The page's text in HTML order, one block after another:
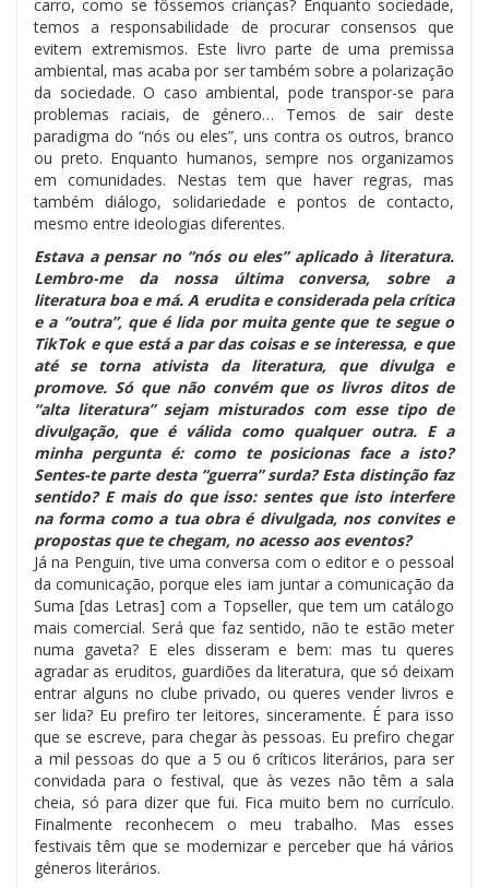
carro, como se fôssemos crianças? Enquanto sociedade,
temos a responsabilidade de procurar consensos que
evitem extremismos. Este livro parte de uma premissa
ambiental, mas acaba por ser também sobre a polarização
da sociedade. O caso ambiental, pode transpor-se para
problemas raciais, de género… Temos de sair deste
paradigma do “nós ou eles”, uns contra os outros, branco
ou preto. Enquanto humanos, sempre nos organizamos
em comunidades. Nestas tem que haver regras, mas
também diálogo, solidariedade e pontos de contacto,
mesmo entre ideologias diferentes.
Estava a pensar no “nós ou eles” aplicado à literatura.
Lembro-me da nossa última conversa, sobre a
literatura boa e má. A erudita e considerada pela crítica
e a “outra”, que é lida por muita gente que te segue o
TikTok e que está a par das coisas e se interessa, e que
até se torna ativista da literatura, que divulga e
promove. Só que não convém que os livros ditos de
“alta literatura” sejam misturados com esse tipo de
divulgação, que é válida como qualquer outra. E a
minha pergunta é: como te posicionas face a isto?
Sentes-te parte desta “guerra” surda? Esta distinção faz
sentido? E mais do que isso: sentes que isto interfere
na forma como a tua obra é divulgada, nos convites e
propostas que te chegam, no acesso aos eventos?
Já na Penguin, tive uma conversa com o editor e o pessoal
da comunicação, porque eles iam juntar a comunicação da
Suma [das Letras] com a Topseller, que tem um catálogo
mais comercial. Será que faz sentido, não te estão meter
numa gaveta? E eles disseram e bem: mas tu queres
agradar as eruditos, guardiões da literatura, que só deixam
entrar alguns no clube privado, ou queres vender livros e
ser lida? Eu prefiro ter leitores, sinceramente. É para isso
que se escreve, para chegar às pessoas. Eu prefiro chegar
a mil pessoas do que a 5 ou 6 críticos literários, para ser
convidada para o festival, que às vezes não têm a sala
cheia, só para dizer que fui. Fica muito bem no currículo.
Finalmente reconhecem o meu trabalho. Mas esses
festivais têm que se modernizar e perceber que há vários
géneros literários.